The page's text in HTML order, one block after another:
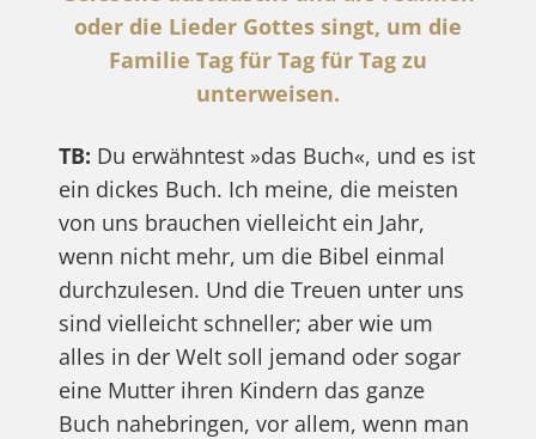
oder die Lieder Gottes singt, um die
Familie Tag für Tag für Tag zu
unterweisen.
TB: Du erwähntest »das Buch«, und es ist
ein dickes Buch. Ich meine, die meisten
von uns brauchen vielleicht ein Jahr,
wenn nicht mehr, um die Bibel einmal
durchzulesen. Und die Treuen unter uns
sind vielleicht schneller; aber wie um
alles in der Welt soll jemand oder sogar
eine Mutter ihren Kindern das ganze
Buch nahebringen, vor allem, wenn man